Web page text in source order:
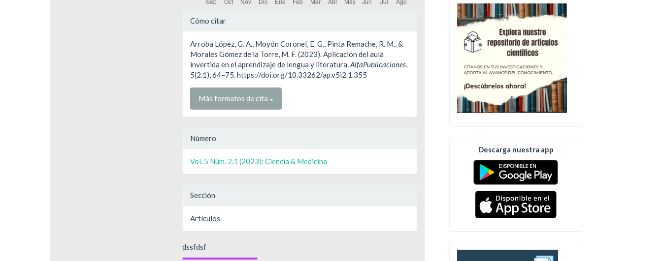
Detalles
artículo
Cómo citar
Arroba López, G. A., Moyón Coronel, E. G., Pinta Remache, R. M., &
Morales Gómez de la Torre, M. F. (2023). Aplicación del aula
invertida en el aprendizaje de lengua y literatura.AlfaPublicaciones,
5(2.1), 64–75. https://doi.org/10.33262/ap.v5i2.1.355
Más formatos de cita
Número
Vol. 5 Núm. 2.1 (2023): Ciencia & Medicina
Sección
Artículos
dssfdsf
Descarga nuestra app